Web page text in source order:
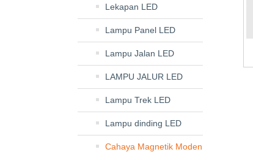
Lekapan LED
Lampu Panel LED
Lampu Jalan LED
LAMPU JALUR LED
Lampu Trek LED
Lampu dinding LED
Cahaya Magnetik Moden